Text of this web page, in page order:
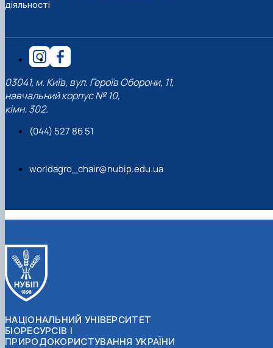
діяльності
03041, м. Київ, вул. Героїв Оборони, 11,
навчальний корпус № 10,
кімн. 302.
(044) 527 86 51
worldagro_chair@nubip.edu.ua
НАЦІОНАЛЬНИЙ УНІВЕРСИТЕТ
БІОРЕСУРСІВ І
ПРИРОДОКОРИСТУВАННЯ УКРАЇНИ